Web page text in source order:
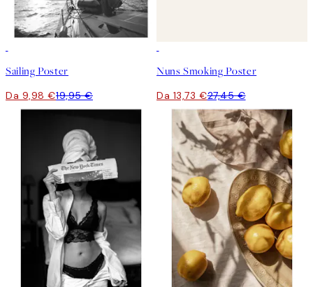
Sailing Poster
Da 9,98 €19,95 €
Nuns Smoking Poster
Da 13,73 €27,45 €